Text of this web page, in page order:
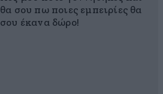
θα σου πω ποιες εμπειρίες θα
σου έκανα δώρο!